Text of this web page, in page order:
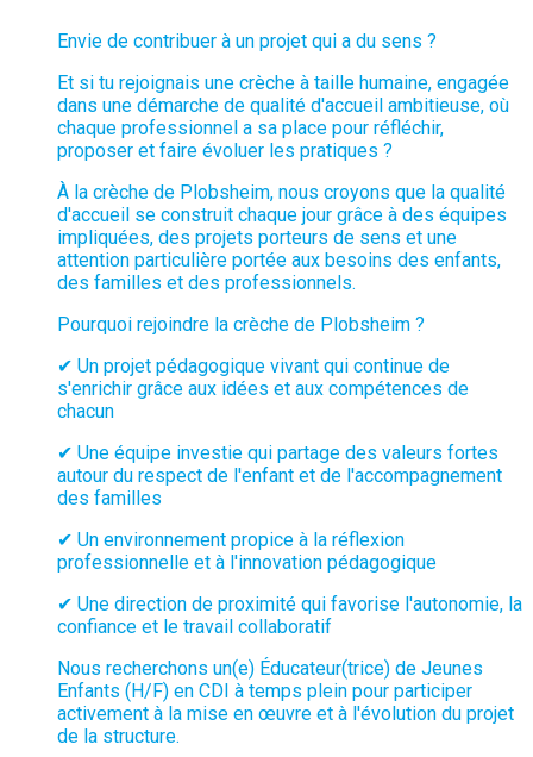
Envie de contribuer à un projet qui a du sens ?
Et si tu rejoignais une crèche à taille humaine, engagée
dans une démarche de qualité d'accueil ambitieuse, où
chaque professionnel a sa place pour réfléchir,
proposer et faire évoluer les pratiques ?
À la crèche de Plobsheim, nous croyons que la qualité
d'accueil se construit chaque jour grâce à des équipes
impliquées, des projets porteurs de sens et une
attention particulière portée aux besoins des enfants,
des familles et des professionnels.
Pourquoi rejoindre la crèche de Plobsheim ?
✔ Un projet pédagogique vivant qui continue de
s'enrichir grâce aux idées et aux compétences de
chacun
✔ Une équipe investie qui partage des valeurs fortes
autour du respect de l'enfant et de l'accompagnement
des familles
✔ Un environnement propice à la réflexion
professionnelle et à l'innovation pédagogique
✔ Une direction de proximité qui favorise l'autonomie, la
confiance et le travail collaboratif
Nous recherchons un(e) Éducateur(trice) de Jeunes
Enfants (H/F) en CDI à temps plein pour participer
activement à la mise en œuvre et à l'évolution du projet
de la structure.